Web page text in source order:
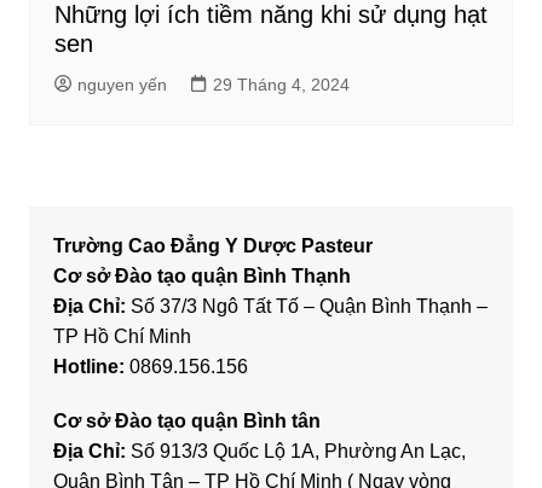
Những lợi ích tiềm năng khi sử dụng hạt
sen
nguyen yến 29 Tháng 4, 2024
Trường Cao Đẳng Y Dược Pasteur
Cơ sở Đào tạo quận Bình Thạnh
Địa Chỉ: Số 37/3 Ngô Tất Tố – Quận Bình Thạnh –
TP Hồ Chí Minh
Hotline: 0869.156.156
Cơ sở Đào tạo quận Bình tân
Địa Chỉ: Số 913/3 Quốc Lộ 1A, Phường An Lạc,
Quận Bình Tân – TP Hồ Chí Minh ( Ngay vòng